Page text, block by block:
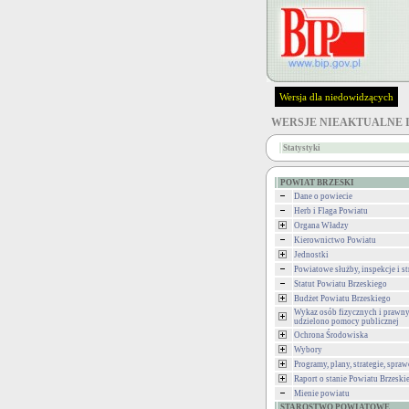
Wersja dla niedowidzących
WERSJE NIEAKTUALNE
Statystyki
POWIAT BRZESKI
Dane o powiecie
Herb i Flaga Powiatu
Organa Władzy
Kierownictwo Powiatu
Jednostki
Powiatowe służby, inspekcje i
Statut Powiatu Brzeskiego
Budżet Powiatu Brzeskiego
Wykaz osób fizycznych i
udzielono pomocy publicznej
Ochrona Środowiska
Wybory
Programy, plany, strategie,
Raport o stanie Powiatu
Mienie powiatu
STAROSTWO POWIATOWE